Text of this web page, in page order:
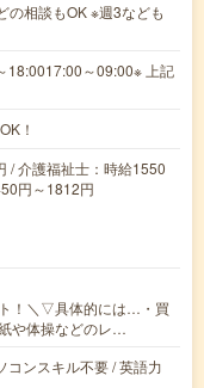
の相談もOK ※週3なども
18:0017:00～09:00※ 上記
！
/ 介護福祉士：時給1550
円～1812円
！＼▽具体的には…・買
や体操などのレ…
コンスキル不要 / 英語力